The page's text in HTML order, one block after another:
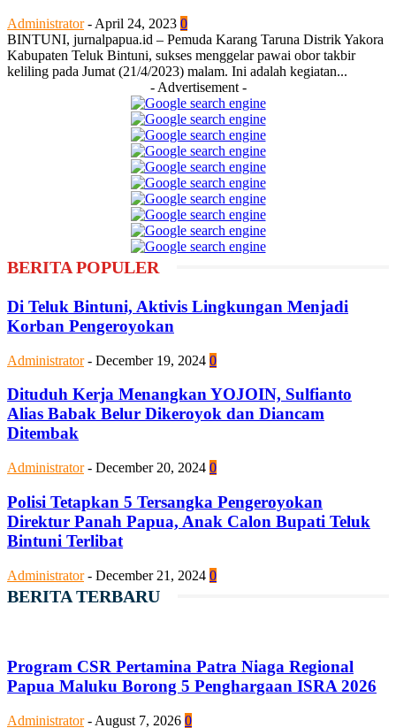
Administrator - April 24, 2023 0
BINTUNI, jurnalpapua.id – Pemuda Karang Taruna Distrik Yakora
Kabupaten Teluk Bintuni, sukses menggelar pawai obor takbir
keliling pada Jumat (21/4/2023) malam. Ini adalah kegiatan...
- Advertisement -
BERITA POPULER
Di Teluk Bintuni, Aktivis Lingkungan Menjadi
Korban Pengeroyokan
Administrator - December 19, 2024 0
Dituduh Kerja Menangkan YOJOIN, Sulfianto
Alias Babak Belur Dikeroyok dan Diancam
Ditembak
Administrator - December 20, 2024 0
Polisi Tetapkan 5 Tersangka Pengeroyokan
Direktur Panah Papua, Anak Calon Bupati Teluk
Bintuni Terlibat
Administrator - December 21, 2024 0
BERITA TERBARU
Program CSR Pertamina Patra Niaga Regional
Papua Maluku Borong 5 Penghargaan ISRA 2026
Administrator - August 7, 2026 0